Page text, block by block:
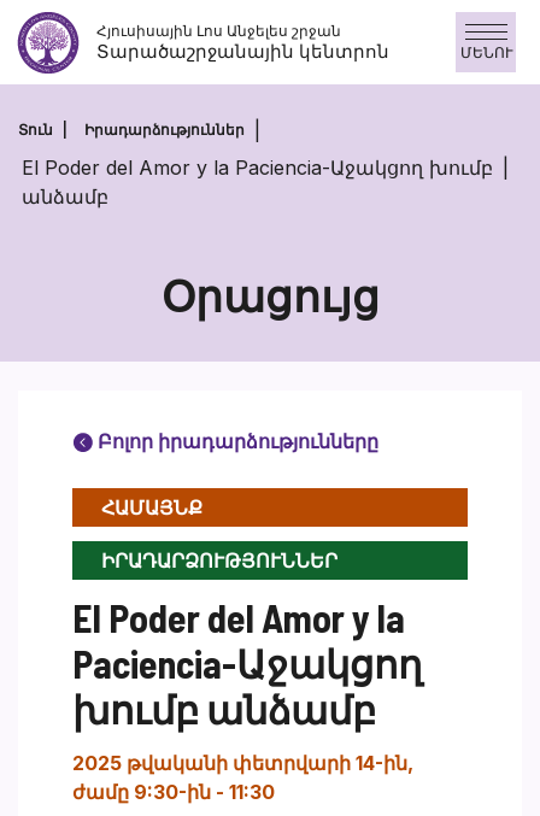
Անցնել
բովանդակությանըՀյուսիսային Լոս Անջելես շրջան
Տարածաշրջանային կենտրոն ՄԵՆՈՒ
Տուն Իրադարձություններ
El Poder del Amor y la Paciencia-Աջակցող խումբ
անձամբ
Օրացույց
Բոլոր իրադարձությունները
ՀԱՄԱՅՆՔ
ԻՐԱԴԱՐՁՈՒԹՅՈՒՆՆԵՐ
El Poder del Amor y la
Paciencia-Աջակցող
խումբ անձամբ
2025 թվականի փետրվարի 14-ին,
ժամը 9:30-ին - 11:30